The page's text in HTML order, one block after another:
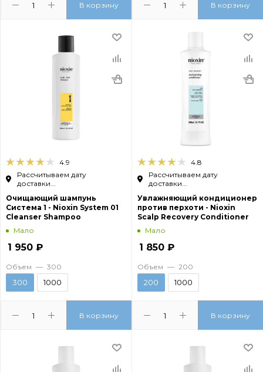
В корзину В корзину
4.9
Рассчитываем дату
доставки...
Очищающий шампунь
Система 1 - Nioxin System 01
Cleanser Shampoo
Мало
1 950 ₽
В корзину
Объем — 300
300 1000
4.8
Рассчитываем дату
доставки...
Увлажняющий кондиционер
против перхоти - Nioxin
Scalp Recovery Conditioner
Мало
1 850 ₽
В корзину
Объем — 200
200 1000